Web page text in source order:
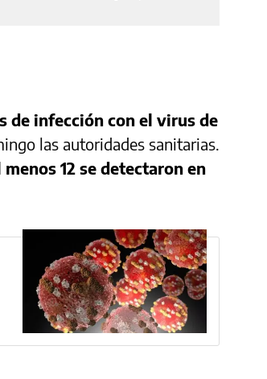
de infección con el virus de
las autoridades sanitarias.
menos 12 se detectaron en